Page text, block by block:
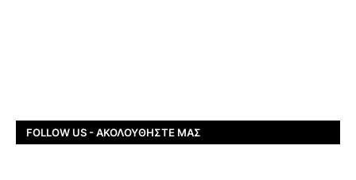
FOLLOW US - ΑΚΟΛΟΥΘΉΣΤΕ ΜΑΣ